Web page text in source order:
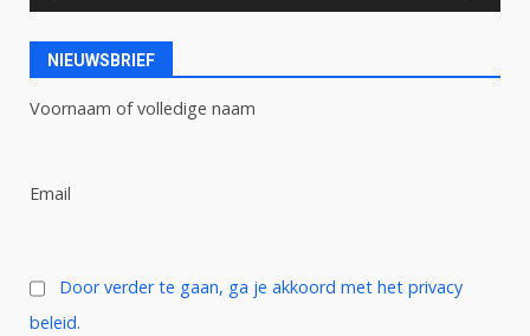
NIEUWSBRIEF
Voornaam of volledige naam
Email
Door verder te gaan, ga je akkoord met het privacy
beleid.